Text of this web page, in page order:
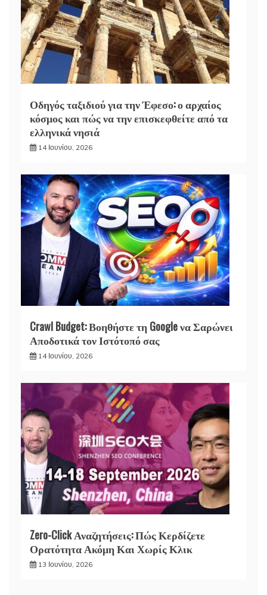
Οδηγός ταξιδιού για την Έφεσο: ο αρχαίος
κόσμος και πώς να την επισκεφθείτε από τα
ελληνικά νησιά
14 Ιουνίου, 2026
Crawl Budget: Βοηθήστε τη Google να Σαρώνει
Αποδοτικά τον Ιστότοπό σας
14 Ιουνίου, 2026
Zero-Click Αναζητήσεις: Πώς Κερδίζετε
Ορατότητα Ακόμη Και Χωρίς Κλικ
13 Ιουνίου, 2026